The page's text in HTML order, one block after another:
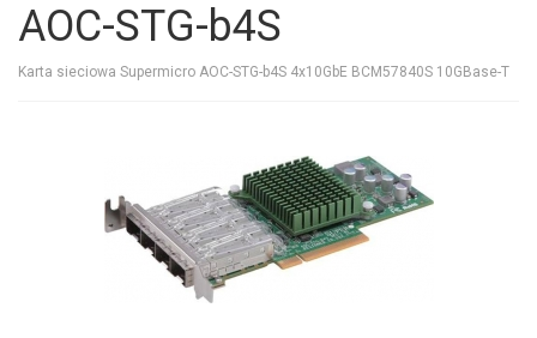
AOC-STG-b4S
Karta sieciowa Supermicro AOC-STG-b4S 4x10GbE BCM57840S 10GBase-T